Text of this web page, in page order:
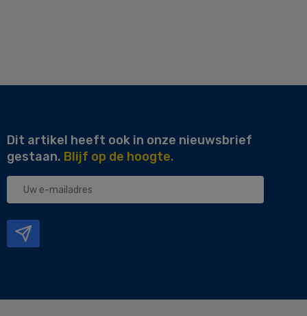
Dit artikel heeft ook in onze nieuwsbrief
gestaan. Blijf op de hoogte.
Uw